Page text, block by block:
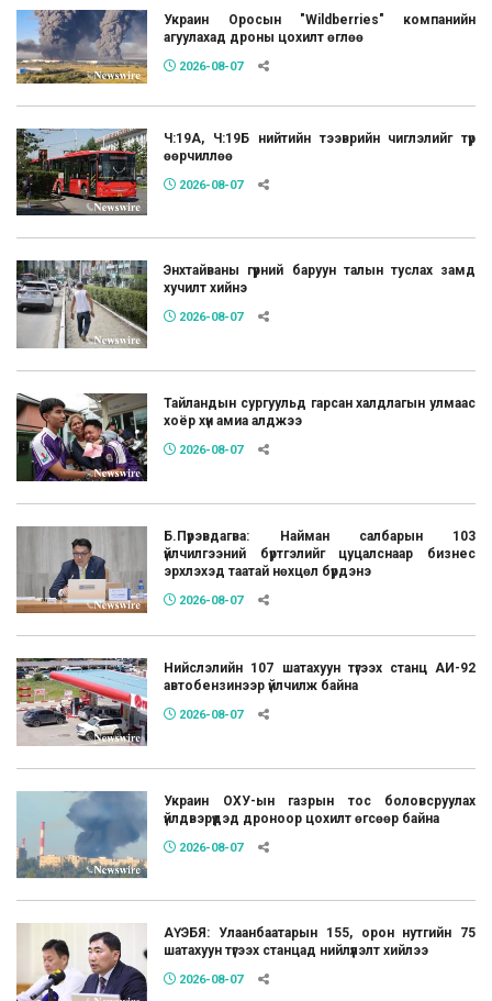
Украин Оросын "Wildberries" компанийн
агуулахад дроны цохилт өглөө
2026-08-07
Ч:19А, Ч:19Б нийтийн тээврийн чиглэлийг түр
өөрчиллөө
2026-08-07
Энхтайваны гүүрний баруун талын туслах замд
хучилт хийнэ
2026-08-07
Тайландын сургуульд гарсан халдлагын улмаас
хоёр хүн амиа алджээ
2026-08-07
Б.Пүрэвдагва: Найман салбарын 103
үйлчилгээний бүртгэлийг цуцалснаар бизнес
эрхлэхэд таатай нөхцөл бүрдэнэ
2026-08-07
Нийслэлийн 107 шатахуун түгээх станц АИ-92
автобензинээр үйлчилж байна
2026-08-07
Украин ОХУ-ын газрын тос боловсруулах
үйлдвэрүүдэд дроноор цохилт өгсөөр байна
2026-08-07
АҮЭБЯ: Улаанбаатарын 155, орон нутгийн 75
шатахуун түгээх станцад нийлүүлэлт хийлээ
2026-08-07